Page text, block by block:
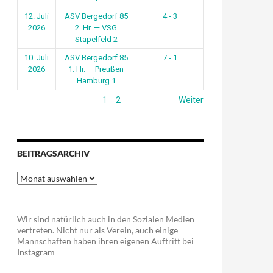
12. Juli
2026
ASV Bergedorf 85
2. Hr. — VSG
Stapelfeld 2
4 - 3
10. Juli
2026
ASV Bergedorf 85
1. Hr. — Preußen
Hamburg 1
7 - 1
1 2 Weiter
BEITRAGSARCHIV
Beitragsarchiv
Wir sind natürlich auch in den Sozialen Medien
vertreten. Nicht nur als Verein, auch einige
Mannschaften haben ihren eigenen Auftritt bei
Instagram